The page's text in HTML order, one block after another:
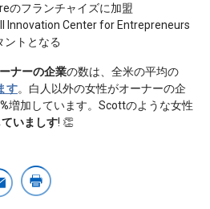
のフランチャイズに加盟
Innovation Center for Entrepreneurs
ントとなる
ナーの企業の数は、全米の平均の
す。白人以外の女性がオーナーの企
増加しています。Scottのような女性
いましす! 👏